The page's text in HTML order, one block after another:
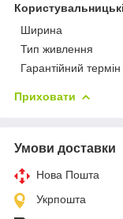
Ширина
Тип живлення
Гарантійний термін
Приховати
Умови доставки
Нова Пошта
Укрпошта